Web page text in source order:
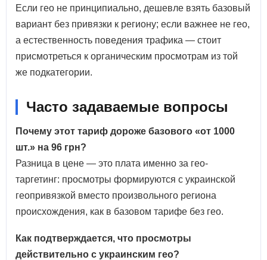
Если гео не принципиально, дешевле взять базовый
вариант без привязки к региону; если важнее не гео,
а естественность поведения трафика — стоит
присмотреться к органическим просмотрам из той
же подкатегории.
Часто задаваемые вопросы
Почему этот тариф дороже базового «от 1000
шт.» на 96 грн?
Разница в цене — это плата именно за гео-
таргетинг: просмотры формируются с украинской
геопривязкой вместо произвольного региона
происхождения, как в базовом тарифе без гео.
Как подтверждается, что просмотры
действительно с украинским гео?